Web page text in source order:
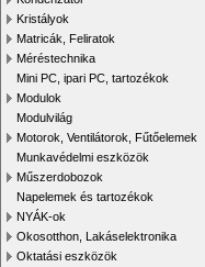
Kristályok
Matricák, Feliratok
Méréstechnika
Mini PC, ipari PC, tartozékok
Modulok
Modulvilág
Motorok, Ventilátorok, Fűtőelemek
Munkavédelmi eszközök
Műszerdobozok
Napelemek és tartozékok
NYÁK-ok
Okosotthon, Lakáselektronika
Oktatási eszközök